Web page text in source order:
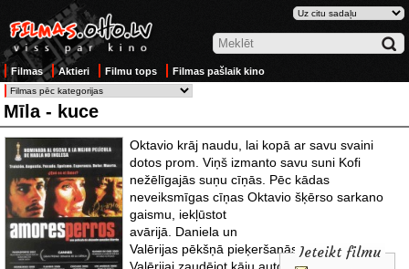
Filmas Aktieri Filmu tops Filmas pašlaik kino
Mīla - kuce
Oktavio krāj naudu, lai kopā ar savu svaini
dotos prom. Viņš izmanto savu suni Kofi
nežēlīgajās suņu cīņās. Pēc kādas
neveiksmīgas cīņas Oktavio šķērso sarkano
gaismu, iekļūstot
avārijā. Daniela un
Valērijas pēkšņā pieķeršanās beidzas,
Ieteikt filmu